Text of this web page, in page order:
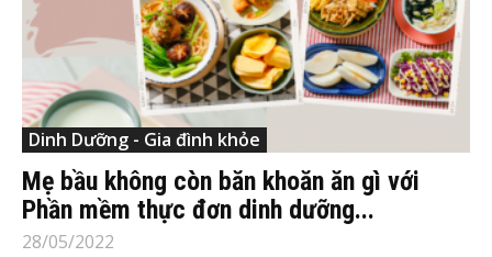
Dinh Dưỡng - Gia đình khỏe
Mẹ bầu không còn băn khoăn ăn gì với
Phần mềm thực đơn dinh dưỡng...
28/05/2022